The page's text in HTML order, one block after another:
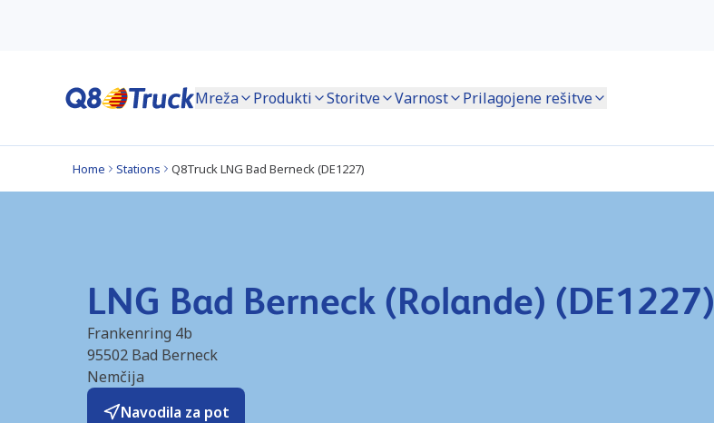
Mreža Produkti Storitve Varnost Prilagojene rešitve
Home Stations Q8Truck LNG Bad Berneck (DE1227)
LNG Bad Berneck (Rolande) (DE1227)
Frankenring 4b
95502 Bad Berneck
Nemčija
Navodila za pot